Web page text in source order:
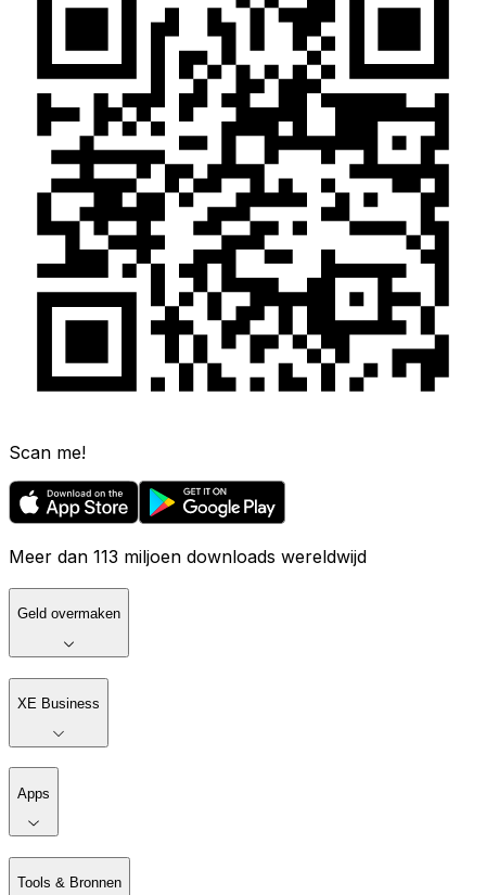
Scan me!
Meer dan 113 miljoen downloads wereldwijd
Geld overmaken
XE Business
Apps
Tools & Bronnen